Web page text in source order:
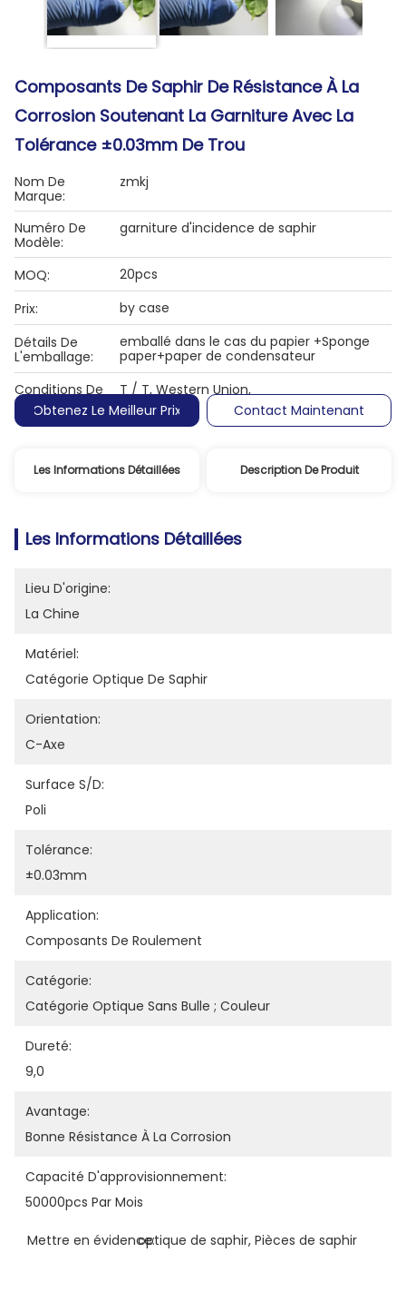
Composants De Saphir De Résistance À La
Corrosion Soutenant La Garniture Avec La
Tolérance ±0.03mm De Trou
Nom De
Marque:
zmkj
Numéro De
Modèle:
garniture d'incidence de saphir
MOQ:
20pcs
Prix:
by case
Détails De
L'emballage:
emballé dans le cas du papier +Sponge
paper+paper de condensateur
Conditions De
Paiement:
T / T, Western Union,
Obtenez Le Meilleur Prix
Contact Maintenant
Les Informations Détaillées Description De Produit
Les Informations Détaillées
Lieu D'origine:
La Chine
Matériel:
Catégorie Optique De Saphir
Orientation:
C-Axe
Surface S/D:
Poli
Tolérance:
±0.03mm
Application:
Composants De Roulement
Catégorie:
Catégorie Optique Sans Bulle ; Couleur
Dureté:
9,0
Avantage:
Bonne Résistance À La Corrosion
Capacité D'approvisionnement:
50000pcs Par Mois
Mettre en évidence:optique de saphir, Pièces de saphir